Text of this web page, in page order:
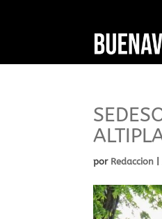
por Redaccion |